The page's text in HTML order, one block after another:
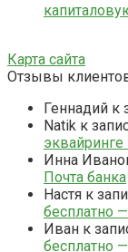
Карта сайта
Отзывы
Геннадий к
Natik к
Инна
Почта банка
Настя к
бесплатно
Иван к
бесплатно